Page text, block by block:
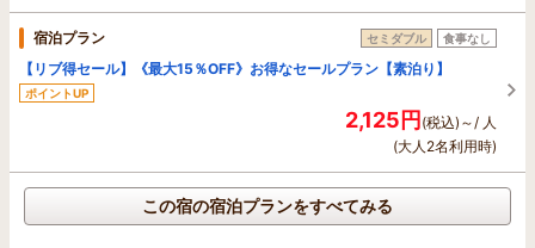
宿泊プラン セミダブル 食事なし
【リブ得セール】《最大15％OFF》お得なセールプラン【素泊り】
ポイントUP
2,125円(税込)～/ 人
(大人2名利用時)
この宿の宿泊プランをすべてみる